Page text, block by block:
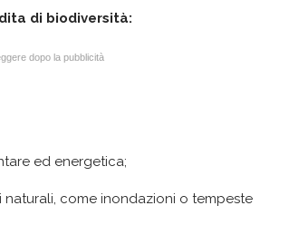
di biodiversità:
dopo la pubblicità
ed energetica;
naturali, come inondazioni o tempeste